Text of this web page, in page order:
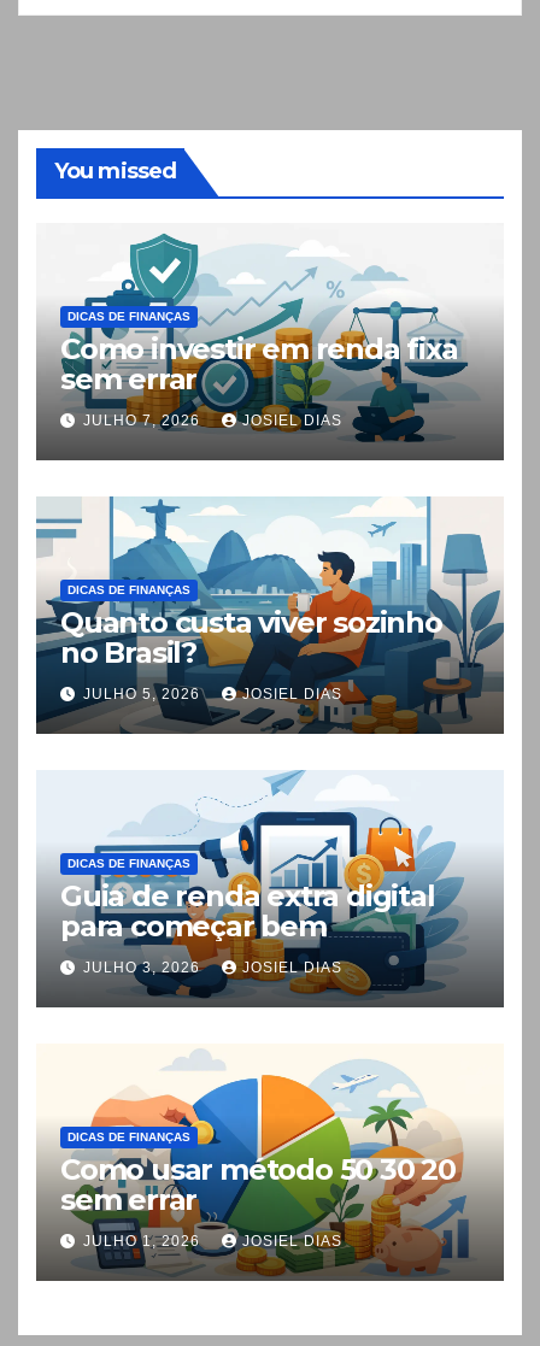
You missed
DICAS DE FINANÇAS
Como investir em renda fixa
sem errar
JULHO 7, 2026 JOSIEL DIAS
DICAS DE FINANÇAS
Quanto custa viver sozinho
no Brasil?
JULHO 5, 2026 JOSIEL DIAS
DICAS DE FINANÇAS
Guia de renda extra digital
para começar bem
JULHO 3, 2026 JOSIEL DIAS
DICAS DE FINANÇAS
Como usar método 50 30 20
sem errar
JULHO 1, 2026 JOSIEL DIAS